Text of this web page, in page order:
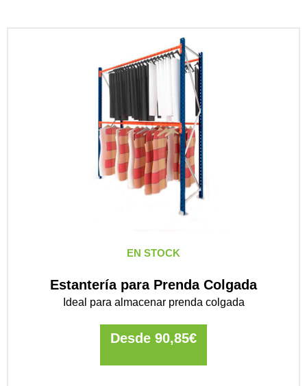
EN STOCK
Estantería para Prenda Colgada
Ideal para almacenar prenda colgada
Desde 90,85€